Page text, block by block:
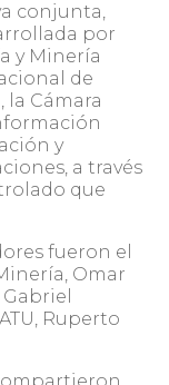
conjunta,
por
y Minería
de
la Cámara
y
a través
que
fueron el
Omar
Ruperto